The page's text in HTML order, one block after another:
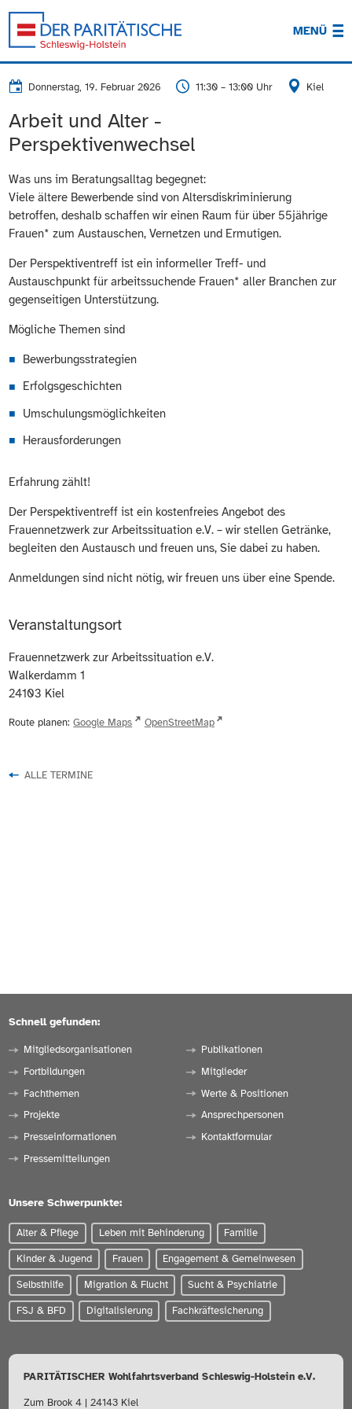
MENÜ
Donnerstag, 19. Februar 2026 11:30 – 13:00 Uhr Kiel
Arbeit und Alter -
Perspektivenwechsel
Was uns im Beratungsalltag begegnet:
Viele ältere Bewerbende sind von Altersdiskriminierung
betroffen, deshalb schaffen wir einen Raum für über 55jährige
Frauen* zum Austauschen, Vernetzen und Ermutigen.
Der Perspektiventreff ist ein informeller Treff- und
Austauschpunkt für arbeitssuchende Frauen* aller Branchen zur
gegenseitigen Unterstützung.
Mögliche Themen sind
Bewerbungsstrategien
Erfolgsgeschichten
Umschulungsmöglichkeiten
Herausforderungen
Erfahrung zählt!
Der Perspektiventreff ist ein kostenfreies Angebot des
Frauennetzwerk zur Arbeitssituation e.V. – wir stellen Getränke,
begleiten den Austausch und freuen uns, Sie dabei zu haben.
Anmeldungen sind nicht nötig, wir freuen uns über eine Spende.
Veranstaltungsort
Frauennetzwerk zur Arbeitssituation e.V.
Walkerdamm 1
24103 Kiel
Route planen: Google Maps OpenStreetMap
ALLE TERMINE
Schnell gefunden:
Mitgliedsorganisationen
Fortbildungen
Fachthemen
Projekte
Presseinformationen
Pressemitteilungen
Publikationen
Mitglieder
Werte & Positionen
Ansprechpersonen
Kontaktformular
Unsere Schwerpunkte:
Alter & Pflege Leben mit Behinderung Familie
Kinder & Jugend Frauen Engagement & Gemeinwesen
Selbsthilfe Migration & Flucht Sucht & Psychiatrie
FSJ & BFD Digitalisierung Fachkräftesicherung
PARITÄTISCHER Wohlfahrtsverband Schleswig-Holstein e.V.
Zum Brook 4 | 24143 Kiel